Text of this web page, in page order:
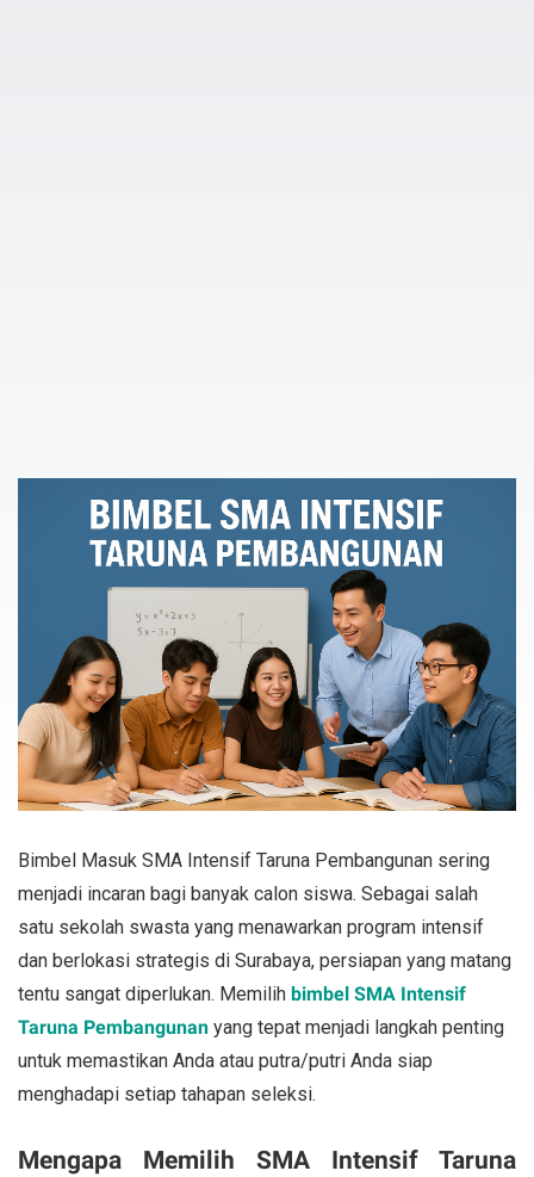
Bimbel Masuk SMA Intensif Taruna Pembangunan sering
menjadi incaran bagi banyak calon siswa. Sebagai salah
satu sekolah swasta yang menawarkan program intensif
dan berlokasi strategis di Surabaya, persiapan yang matang
tentu sangat diperlukan. Memilih bimbel SMA Intensif
Taruna Pembangunan yang tepat menjadi langkah penting
untuk memastikan Anda atau putra/putri Anda siap
menghadapi setiap tahapan seleksi.
Mengapa Memilih SMA Intensif Taruna